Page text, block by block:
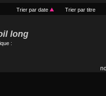
Trier par date Trier par titre
long
: